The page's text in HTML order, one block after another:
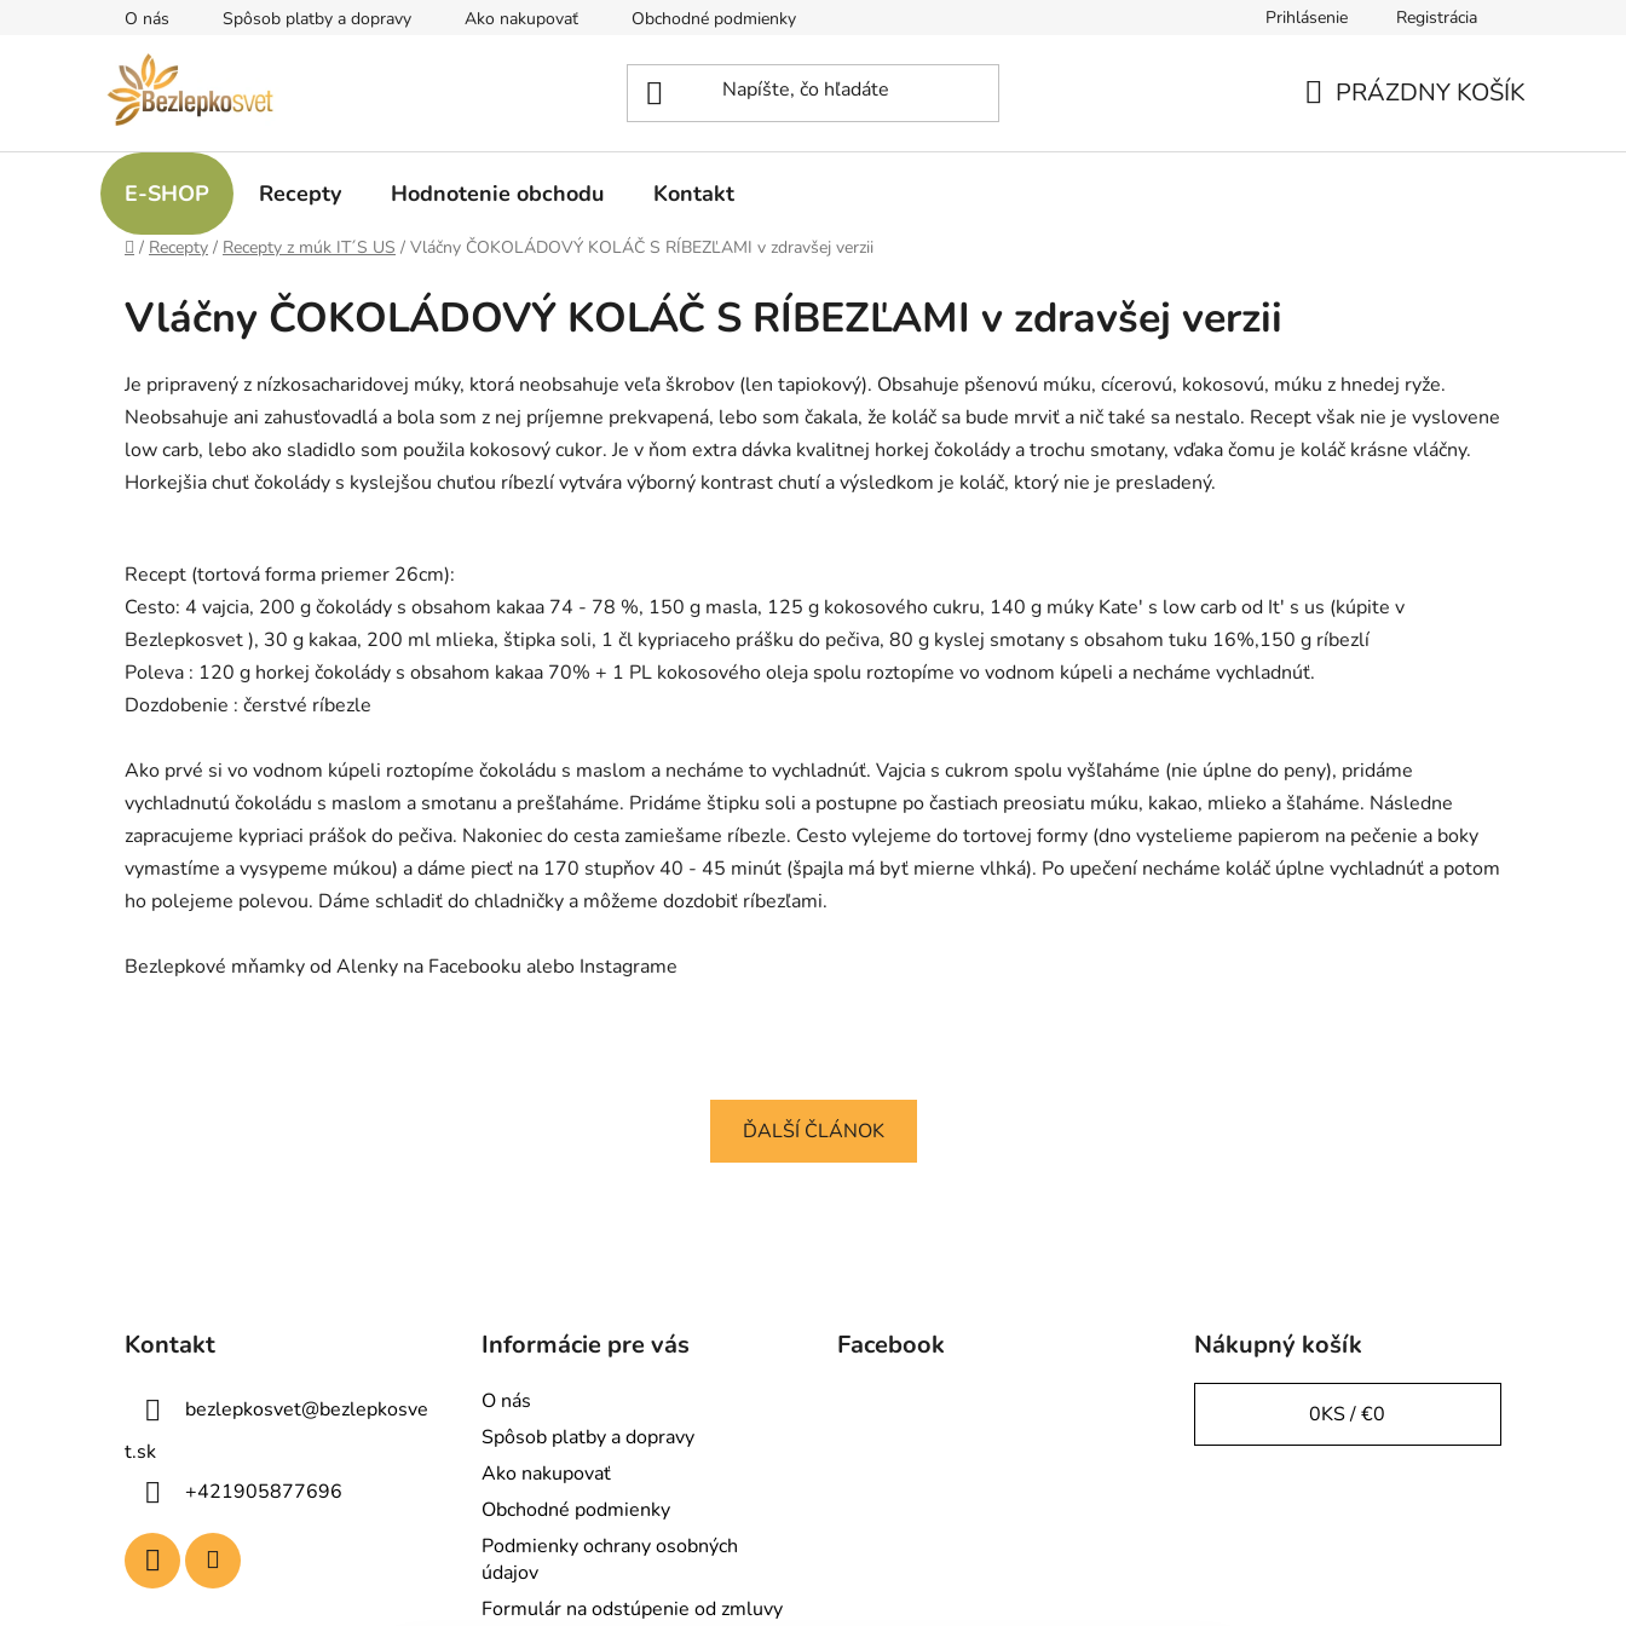
O nás Spôsob platby a dopravy Ako nakupovať Obchodné podmienky Formulár na odstúpenie od zmluvy
Prihlásenie Registrácia
PRÁZDNY KOŠÍK
E-SHOP Recepty Hodnotenie obchodu Kontakt
Domov
/ Recepty / Recepty z múk IT´S US / Vláčny ČOKOLÁDOVÝ KOLÁČ S RÍBEZĽAMI v zdravšej verzii
Vláčny ČOKOLÁDOVÝ KOLÁČ S RÍBEZĽAMI v zdravšej verzii
Je pripravený z nízkosacharidovej múky, ktorá neobsahuje veľa škrobov (len tapiokový). Obsahuje pšenovú múku, cícerovú, kokosovú, múku z hnedej ryže.
Neobsahuje ani zahusťovadlá a bola som z nej príjemne prekvapená, lebo som čakala, že koláč sa bude mrviť a nič také sa nestalo. Recept však nie je vyslovene
low carb, lebo ako sladidlo som použila kokosový cukor. Je v ňom extra dávka kvalitnej horkej čokolády a trochu smotany, vďaka čomu je koláč krásne vláčny.
Horkejšia chuť čokolády s kyslejšou chuťou ríbezlí vytvára výborný kontrast chutí a výsledkom je koláč, ktorý nie je presladený.
Recept (tortová forma priemer 26cm):
Cesto: 4 vajcia, 200 g čokolády s obsahom kakaa 74 - 78 %, 150 g masla, 125 g kokosového cukru, 140 g múky Kate' s low carb od It' s us (kúpite v
Bezlepkosvet ), 30 g kakaa, 200 ml mlieka, štipka soli, 1 čl kypriaceho prášku do pečiva, 80 g kyslej smotany s obsahom tuku 16%,150 g ríbezlí
Poleva : 120 g horkej čokolády s obsahom kakaa 70% + 1 PL kokosového oleja spolu roztopíme vo vodnom kúpeli a necháme vychladnúť.
Dozdobenie : čerstvé ríbezle
Ako prvé si vo vodnom kúpeli roztopíme čokoládu s maslom a necháme to vychladnúť. Vajcia s cukrom spolu vyšľaháme (nie úplne do peny), pridáme
vychladnutú čokoládu s maslom a smotanu a prešľaháme. Pridáme štipku soli a postupne po častiach preosiatu múku, kakao, mlieko a šľaháme. Následne
zapracujeme kypriaci prášok do pečiva. Nakoniec do cesta zamiešame ríbezle. Cesto vylejeme do tortovej formy (dno vystelieme papierom na pečenie a boky
vymastíme a vysypeme múkou) a dáme piecť na 170 stupňov 40 - 45 minút (špajla má byť mierne vlhká). Po upečení necháme koláč úplne vychladnúť a potom
ho polejeme polevou. Dáme schladiť do chladničky a môžeme dozdobiť ríbezľami.
Bezlepkové mňamky od Alenky na Facebooku alebo Instagrame
ĎALŠÍ ČLÁNOK
Kontakt
bezlepkosvet@bezlepkosve
t.sk
+421905877696
Informácie pre vás
O nás
Spôsob platby a dopravy
Ako nakupovať
Obchodné podmienky
Podmienky ochrany osobných
údajov
Formulár na odstúpenie od zmluvy
Facebook Nákupný košík
0KS /€0